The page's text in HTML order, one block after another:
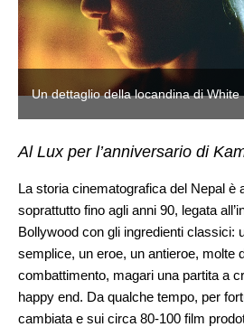
Un dettaglio della locandina di White
Al Lux per l’anniversario di
La storia cinematografica del Nepal è
soprattutto fino agli anni 90, legata
Bollywood con gli ingredienti classici:
semplice, un eroe, un antieroe, molte
combattimento, magari una partita a
happy end. Da qualche tempo, per
cambiata e sui circa 80-100 film